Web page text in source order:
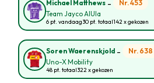
Michael Matthews - Nr. 453
Team Jayco AlUla
6 pt. vandaag30 pt. totaal142 x gekozen
Soren Waerenskjold - Nr. 638
Uno-X Mobility
48 pt. totaal322 x gekozen